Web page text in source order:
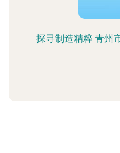
探寻制造精粹 青州